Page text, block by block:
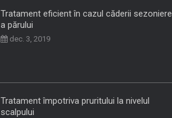
Tratament eficient în cazul căderii sezoniere
a părului
dec. 3, 2019
Tratament împotriva pruritului la nivelul
scalpului